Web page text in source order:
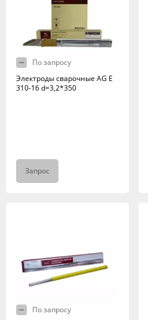
По запросу
Электроды сварочные AG E
310-16 d=3,2*350
Запрос
По запросу